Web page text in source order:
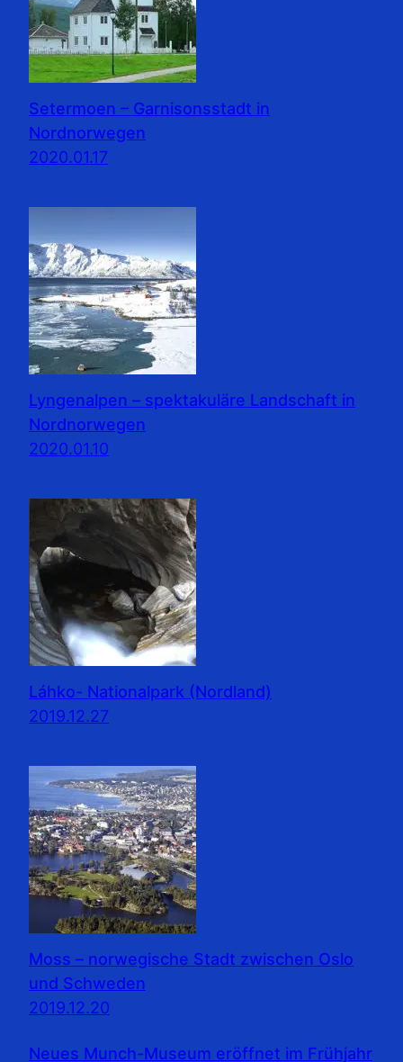
Setermoen – Garnisonsstadt in
Nordnorwegen
2020.01.17
Lyngenalpen – spektakuläre Landschaft in
Nordnorwegen
2020.01.10
Láhko- Nationalpark (Nordland)
2019.12.27
Moss – norwegische Stadt zwischen Oslo
und Schweden
2019.12.20
Neues Munch-Museum eröffnet im Frühjahr